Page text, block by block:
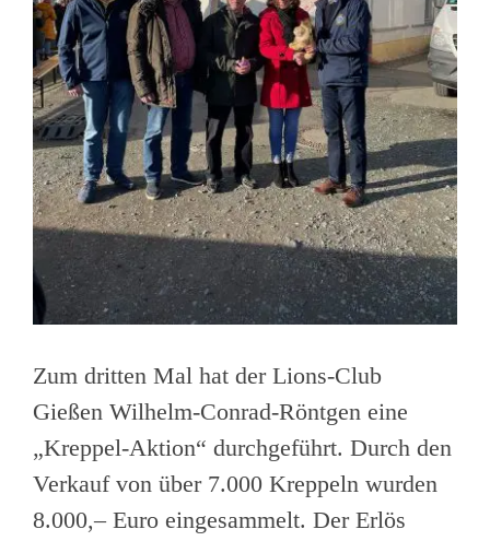
Zum dritten Mal hat der Lions-Club
Gießen Wilhelm-Conrad-Röntgen eine
„Kreppel-Aktion“ durchgeführt. Durch den
Verkauf von über 7.000 Kreppeln wurden
8.000,– Euro eingesammelt. Der Erlös